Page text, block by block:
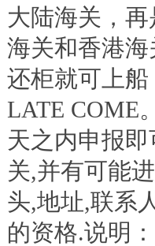
大陆海关，
海关和香港
还柜就可上
LATE COME
天之内申报
关,并有可能
头,地址,联系
的资格.说明